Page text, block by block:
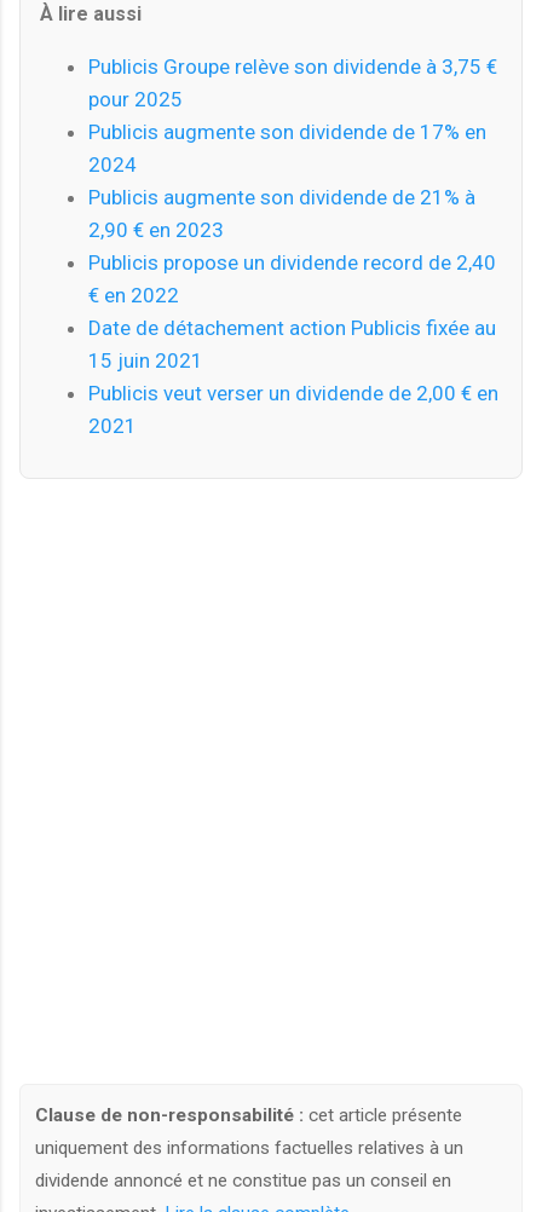
À lire aussi
Publicis Groupe relève son dividende à 3,75 €
pour 2025
Publicis augmente son dividende de 17% en
2024
Publicis augmente son dividende de 21% à
2,90 € en 2023
Publicis propose un dividende record de 2,40
€ en 2022
Date de détachement action Publicis fixée au
15 juin 2021
Publicis veut verser un dividende de 2,00 € en
2021
Clause de non-responsabilité : cet article présente
uniquement des informations factuelles relatives à un
dividende annoncé et ne constitue pas un conseil en